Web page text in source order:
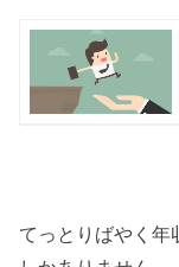
てっとりばやく年